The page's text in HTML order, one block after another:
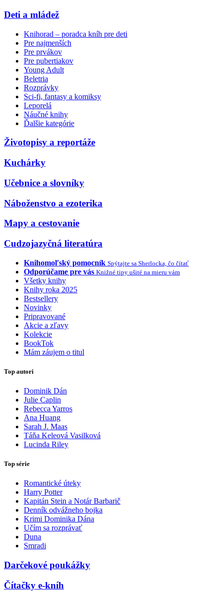
Deti a mládež
Knihorad – poradca kníh pre deti
Pre najmenších
Pre prvákov
Pre pubertiakov
Young Adult
Beletria
Rozprávky
Sci-fi, fantasy a komiksy
Leporelá
Náučné knihy
Ďalšie kategórie
Životopisy a reportáže
Kuchárky
Učebnice a slovníky
Náboženstvo a ezoterika
Mapy a cestovanie
Cudzojazyčná literatúra
Knihomoľský pomocník Spýtajte sa Sherlocka, čo čítať
Odporúčame pre vás Knižné tipy ušité na mieru vám
Všetky knihy
Knihy roka 2025
Bestsellery
Novinky
Pripravované
Akcie a zľavy
Kolekcie
BookTok
Mám záujem o titul
Top autori
Dominik Dán
Julie Caplin
Rebecca Yarros
Ana Huang
Sarah J. Maas
Táňa Keleová Vasilková
Lucinda Riley
Top série
Romantické úteky
Harry Potter
Kapitán Stein a Notár Barbarič
Denník odvážneho bojka
Krimi Dominika Dána
Učím sa rozprávať
Duna
Smradi
Darčekové poukážky
Čítačky e-kníh